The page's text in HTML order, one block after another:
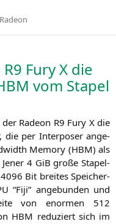
Radeon
R9 Fury X die
vom Stapel
Rade­on R9 Fury X die
die per Inter­po­ser ange­
Memo­ry (HBM) als
4 GiB gro­ße Sta­pel­
Bit brei­tes Spei­cher­
“Fiji” ange­bun­den und
von enor­men 512
HBM redu­ziert sich im